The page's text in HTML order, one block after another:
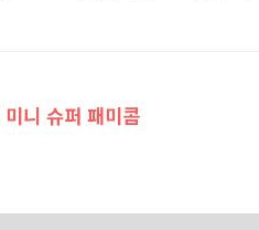
미니 슈퍼 패미콤